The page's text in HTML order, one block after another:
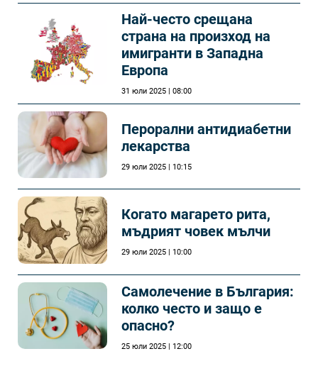
Най-често срещана
страна на произход на
имигранти в Западна
Европа
31 юли 2025 | 08:00
Перорални антидиабетни
лекарства
29 юли 2025 | 10:15
Когато магарето рита,
мъдрият човек мълчи
29 юли 2025 | 10:00
Самолечeние в България:
колко често и защо е
опасно?
25 юли 2025 | 12:00